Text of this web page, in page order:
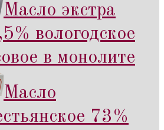
Масло экстра
вологодское
в монолите
Масло
73%